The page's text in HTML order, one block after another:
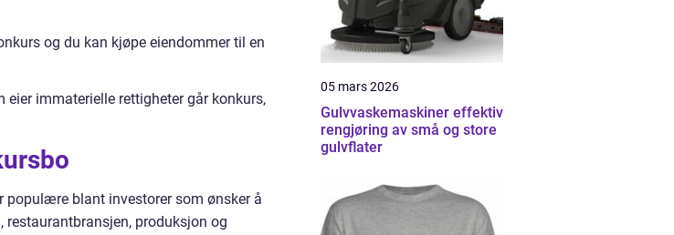
og du kan kjøpe eiendommer til en
immaterielle rettigheter går konkurs,
populære blant investorer som ønsker å
restaurantbransjen, produksjon og
05 mars 2026
Gulvvaskemaskiner effektiv
rengjøring av små og store
gulvflater